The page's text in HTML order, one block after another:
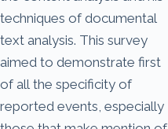
techniques of documental
text analysis. This survey
aimed to demonstrate first
of all the specificity of
reported events, especially